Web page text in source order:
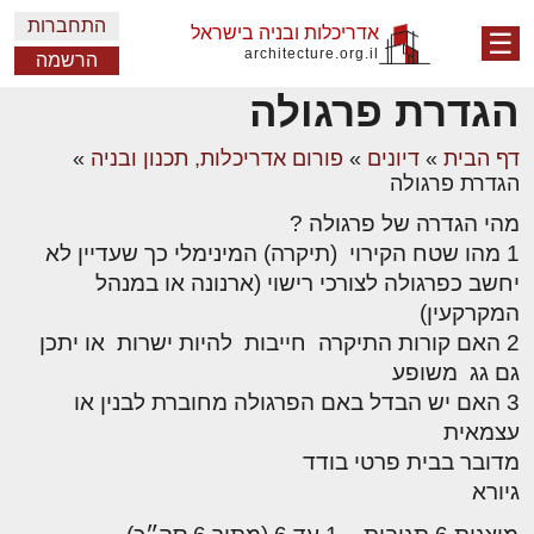
☰ אדריכלות ובניה בישראל
architecture.org.il
התחברות
הרשמה
הגדרת פרגולה
דף הבית » דיונים » פורום אדריכלות, תכנון ובניה »
הגדרת פרגולה
מהי הגדרה של פרגולה ?
1 מהו שטח הקירוי (תיקרה) המינימלי כך שעדיין לא
יחשב כפרגולה לצורכי רישוי (ארנונה או במנהל
המקרקעין)
2 האם קורות התיקרה חייבות להיות ישרות או יתכן
גם גג משופע
3 האם יש הבדל באם הפרגולה מחוברת לבנין או
עצמאית
מדובר בבית פרטי בודד
גיורא